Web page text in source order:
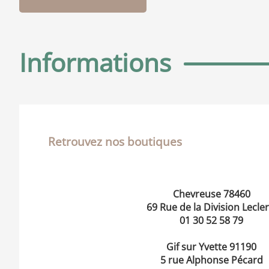
Informations
Retrouvez nos boutiques
Chevreuse 78460
69 Rue de la Division
01 30 52 58 79
Gif sur Yvette 91190
5 rue Alphonse Pécard